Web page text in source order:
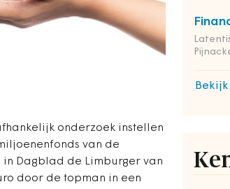
onderzoek instellen
van de
Dagblad de Limburger van
door de topman in een